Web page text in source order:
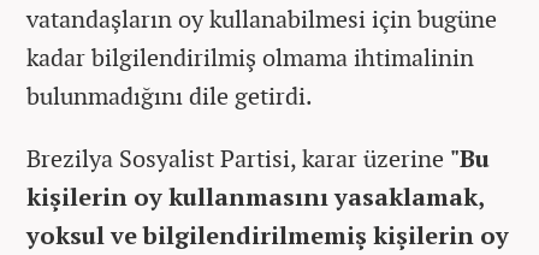
vatandaşların oy kullanabilmesi için bugüne
kadar bilgilendirilmiş olmama ihtimalinin
bulunmadığını dile getirdi.
Brezilya Sosyalist Partisi, karar üzerine "Bu
kişilerin oy kullanmasını yasaklamak,
yoksul ve bilgilendirilmemiş kişilerin oy